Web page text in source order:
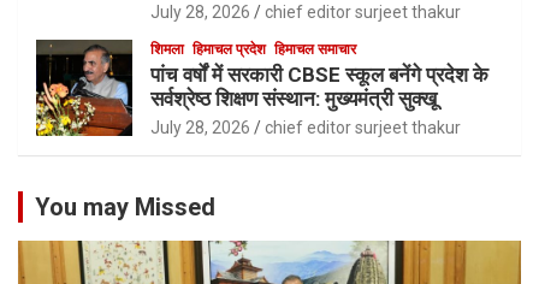
July 28, 2026 chief editor surjeet thakur
शिमला हिमाचल प्रदेश हिमाचल समाचार
पांच वर्षों में सरकारी CBSE स्कूल बनेंगे प्रदेश के
सर्वश्रेष्ठ शिक्षण संस्थान: मुख्यमंत्री सुक्खू
July 28, 2026 chief editor surjeet thakur
You may Missed